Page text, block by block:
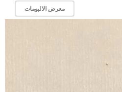
معرض الالبومات